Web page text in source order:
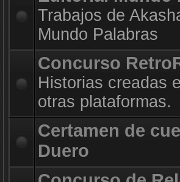
Trabajos de
Mundo Palabras
Concurso
Historias creadas
otras plataformas.
Certamen de
Duero